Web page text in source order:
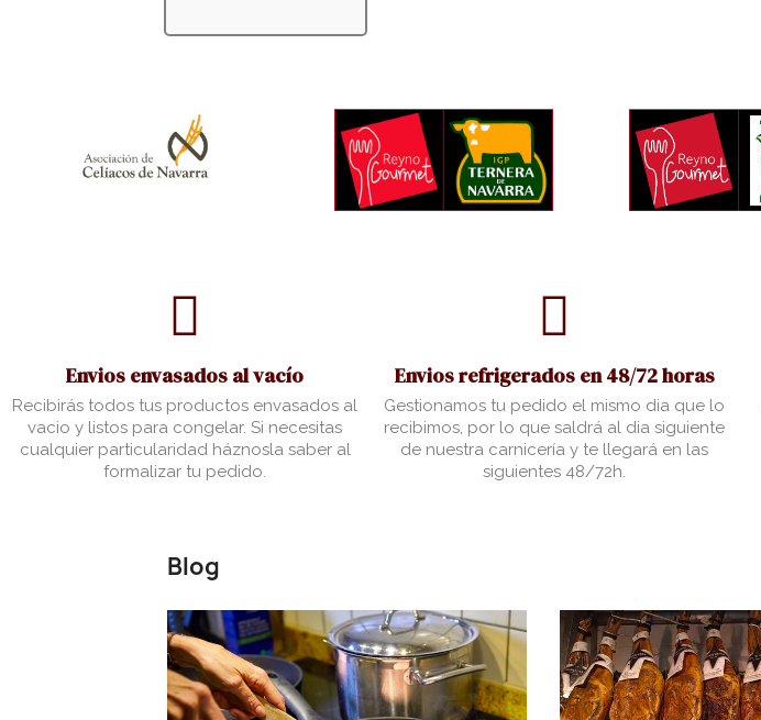
Envios envasados al vacío
Recibirás todos tus productos envasados al
vacio y listos para congelar. Si necesitas
cualquier particularidad háznosla saber al
formalizar tu pedido.
Envios refrigerados en 48/72 horas
Gestionamos tu pedido el mismo dia que lo
recibimos, por lo que saldrá al dia siguiente
de nuestra carnicería y te llegará en las
siguientes 48/72h.
Blog